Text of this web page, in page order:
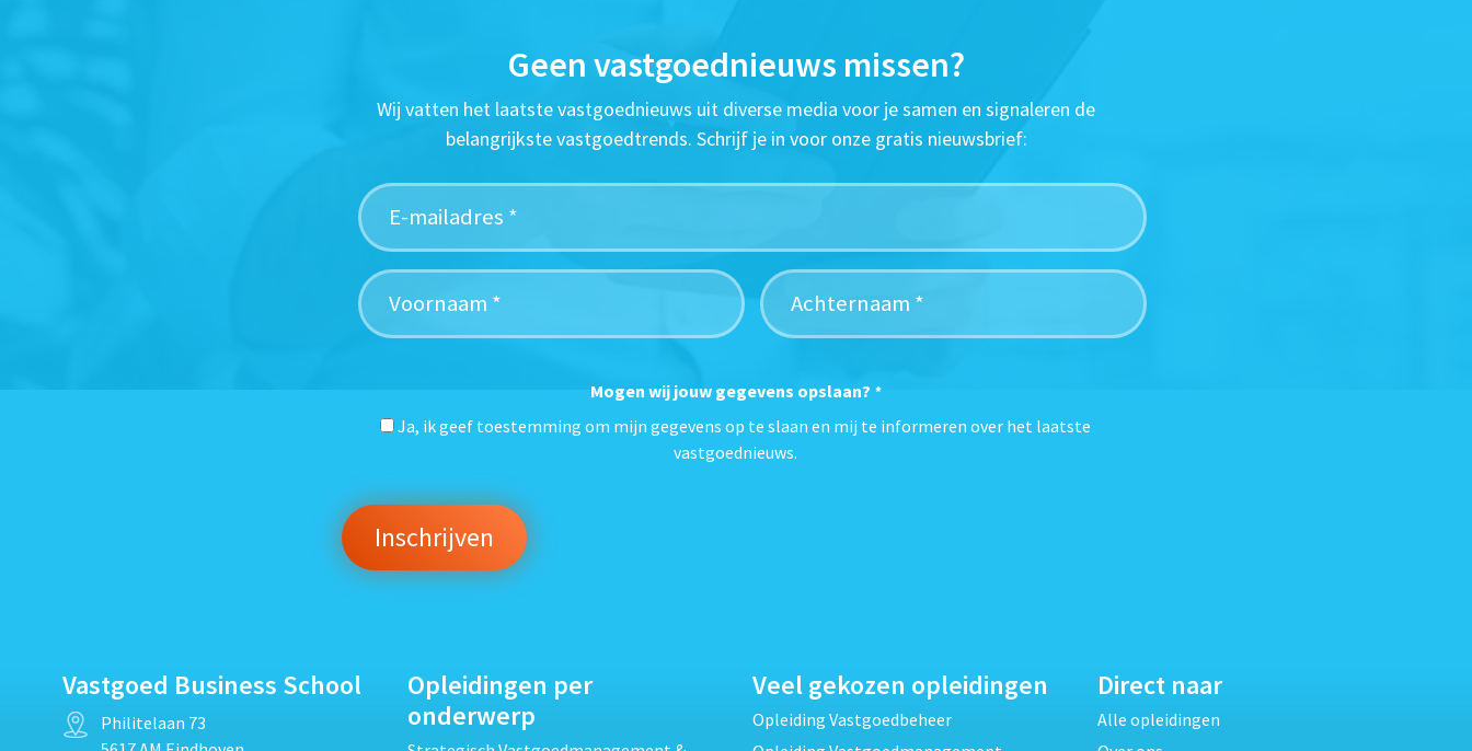
Geen vastgoednieuws missen?
Wij vatten het laatste vastgoednieuws uit diverse media voor je samen en signaleren de
belangrijkste vastgoedtrends. Schrijf je in voor onze gratis nieuwsbrief:
Mogen wij jouw gegevens opslaan? *
Ja, ik geef toestemming om mijn gegevens op te slaan en mij te informeren over het laatste
vastgoednieuws.
Vastgoed Business School
Philitelaan 73
Opleidingen per
onderwerp
Veel gekozen opleidingen
Opleiding Vastgoedbeheer
Direct naar
Alle opleidingen